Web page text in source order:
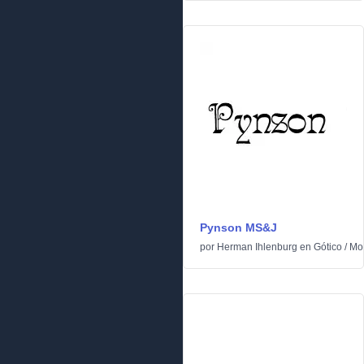
Pynson MS&J
por Herman Ihlenburg en Gótico /